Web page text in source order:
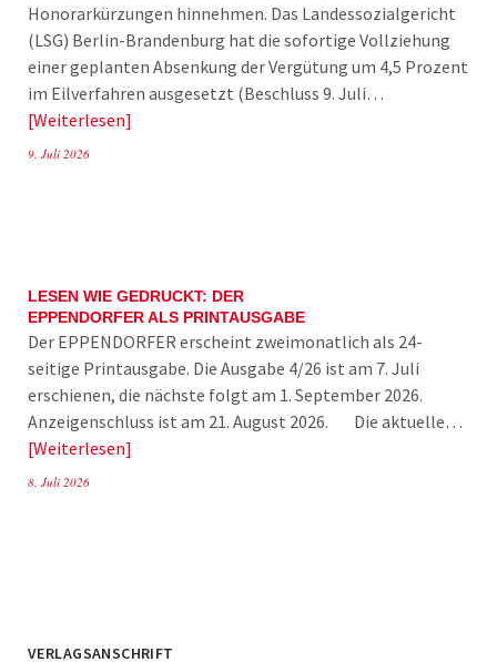
Honorarkürzungen hinnehmen. Das Landessozialgericht
(LSG) Berlin-Brandenburg hat die sofortige Vollziehung
einer geplanten Absenkung der Vergütung um 4,5 Prozent
im Eilverfahren ausgesetzt (Beschluss 9. Juli…
Weiterlesen
9. Juli 2026
LESEN WIE GEDRUCKT: DER
EPPENDORFER ALS PRINTAUSGABE
Der EPPENDORFER erscheint zweimonatlich als 24-
seitige Printausgabe. Die Ausgabe 4/26 ist am 7. Juli
erschienen, die nächste folgt am 1. September 2026.
Anzeigenschluss ist am 21. August 2026. Die aktuelle…
Weiterlesen
8. Juli 2026
VERLAGSANSCHRIFT